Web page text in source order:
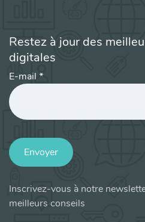
Restez à jour des
digitales
E-mail *
Envoyer
Inscrivez-vous à notre
meilleurs conseils